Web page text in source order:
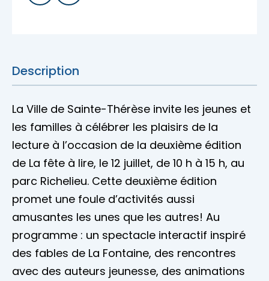
Description
La Ville de Sainte-Thérèse invite les jeunes et
les familles à célébrer les plaisirs de la
lecture à l’occasion de la deuxième édition
de La fête à lire, le 12 juillet, de 10 h à 15 h, au
parc Richelieu. Cette deuxième édition
promet une foule d’activités aussi
amusantes les unes que les autres! Au
programme : un spectacle interactif inspiré
des fables de La Fontaine, des rencontres
avec des auteurs jeunesse, des animations